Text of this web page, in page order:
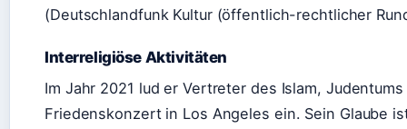
(Deutschlandfunk Kultur (öffentlich-rechtlicher
Interreligiöse Aktivitäten
Im Jahr 2021 lud er Vertreter des Islam,
Friedenskonzert in Los Angeles ein. Sein Glaube